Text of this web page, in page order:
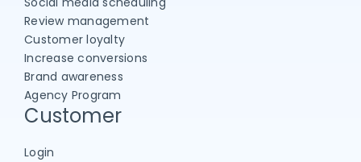
Review management
Customer loyalty
Increase conversions
Brand awareness
Agency Program
Customer
Login